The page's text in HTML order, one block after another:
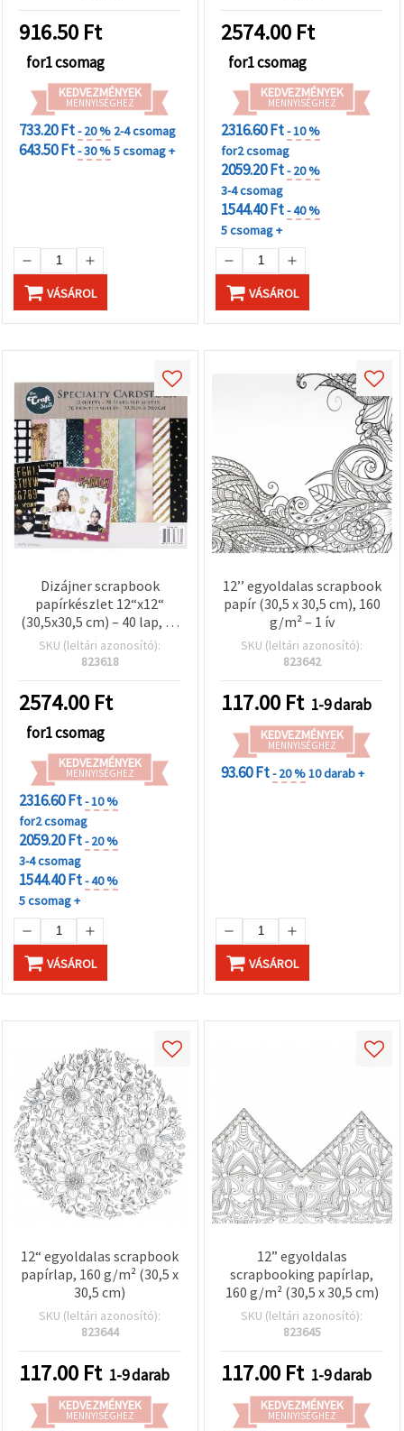
916.50 Ft
for1 csomag
KEDVEZMÉNYEK
MENNYISÉGHEZ
733.20 Ft- 20 % 2-4 csomag
643.50 Ft- 30 %5 csomag +
VÁSÁROL
tökéletes scrapbook
albumokhoz,
képeslapokhoz és kreatív
DIY projektekhez
2574.00 Ft
for1 csomag
KEDVEZMÉNYEK
MENNYISÉGHEZ
2316.60 Ft- 10 %
for2 csomag
2059.20 Ft- 20 %
3-4 csomag
1544.40 Ft- 40 %
5 csomag +
VÁSÁROL
Dizájner scrapbook
papírkészlet 12“x12“
(30,5x30,5 cm) – 40 lap, 20
vegyes minta (sima és
gyöngyházfényű
és ezüstszínű hatás –
scrapbookhoz,
kártyakészítéshez és DIY
kézműves projektekhez
SKU (leltári azonosító):
823618
2574.00 Ft
for1 csomag
KEDVEZMÉNYEK
MENNYISÉGHEZ
2316.60 Ft- 10 %
for2 csomag
2059.20 Ft- 20 %
3-4 csomag
1544.40 Ft- 40 %
5 csomag +
VÁSÁROL
12’’ egyoldalas scrapbook
papír (30,5 x 30,5 cm), 160
g/m² – 1 ív
SKU (leltári azonosító):
823642
117.00 Ft 1-9 darab
KEDVEZMÉNYEK
MENNYISÉGHEZ
93.60 Ft- 20 %10 darab +
VÁSÁROL
12“ egyoldalas scrapbook
papírlap, 160 g/m² (30,5 x
30,5 cm)
SKU (leltári azonosító):
823644
117.00 Ft 1-9 darab
KEDVEZMÉNYEK
MENNYISÉGHEZ
12” egyoldalas
scrapbooking papírlap,
160 g/m² (30,5 x 30,5 cm)
SKU (leltári azonosító):
823645
117.00 Ft 1-9 darab
KEDVEZMÉNYEK
MENNYISÉGHEZ